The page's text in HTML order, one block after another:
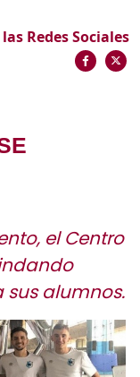
Redes Sociales
el Centro
alumnos.